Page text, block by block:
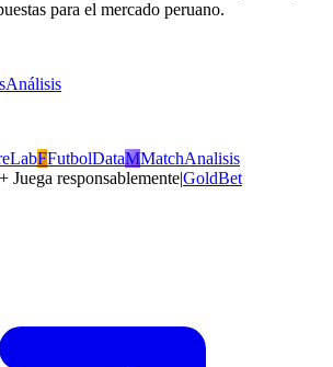
para el mercado peruano.
Análisis
FFutbolDataMMatchAnalisis
Juega responsablemente|GoldBet